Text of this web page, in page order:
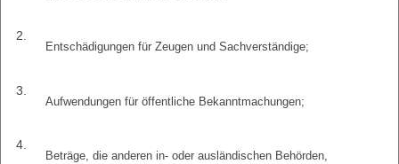
2.
Entschädigungen für Zeugen und Sachverständige;
3.
Aufwendungen für öffentliche Bekanntmachungen;
4.
Beträge, die anderen in- oder ausländischen Behörden,